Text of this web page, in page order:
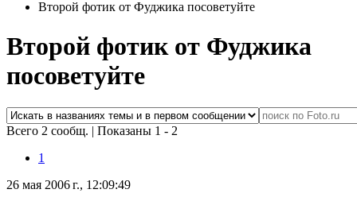
Второй фотик от Фуджика посоветуйте
Второй фотик от Фуджика
посоветуйте
Всего 2 сообщ. | Показаны 1 - 2
1
26 мая 2006 г., 12:09:49